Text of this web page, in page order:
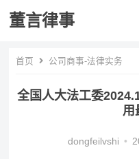
董言律事
首页 公司商事-法律实务
全国人大法工委
用
dongfeilvshi •